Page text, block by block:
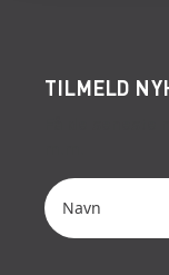
TILMELD